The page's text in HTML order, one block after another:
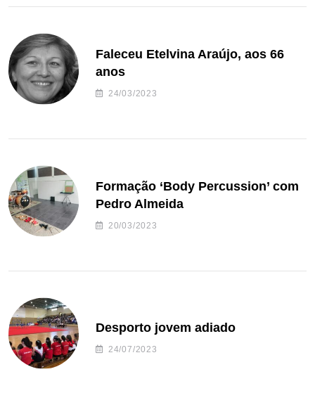
Faleceu Etelvina Araújo, aos 66
anos
24/03/2023
Formação ‘Body Percussion’ com
Pedro Almeida
20/03/2023
Desporto jovem adiado
24/07/2023